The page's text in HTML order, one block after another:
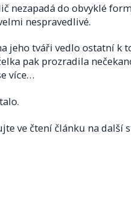
nezapadá do obvyklé
nespravedlivé.
jeho tváři vedlo ostatní k
pak prozradila
více…
ve čtení článku na další